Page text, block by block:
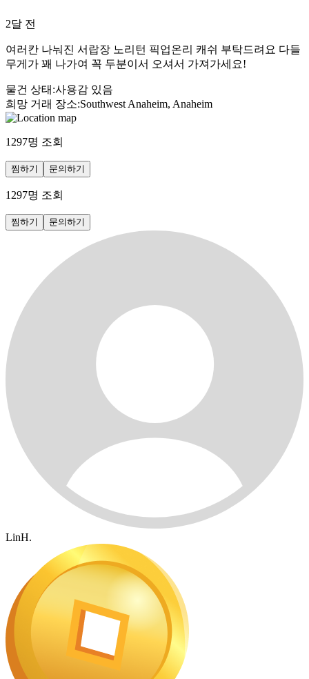
2달 전
여러칸 나눠진 서랍장 노리턴 픽업온리 캐쉬 부탁드려요 다들
무게가 꽤 나가여 꼭 두분이서 오셔서 가져가세요!
물건 상태 :사용감 있음
희망 거래 장소:Southwest Anaheim, Anaheim
1297명 조회
찜하기 문의하기
1297명 조회
찜하기 문의하기
LinH.